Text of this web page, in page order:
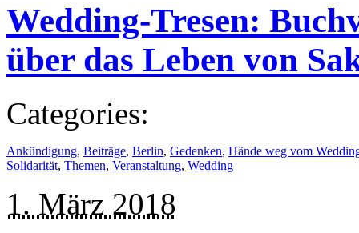
Wedding-Tresen:
über das Leben von
Categories:
Ankündigung, Beiträge, Berlin, Gedenken, Hände weg vom
Solidarität, Themen, Veranstaltung, Wedding
1. März 2018